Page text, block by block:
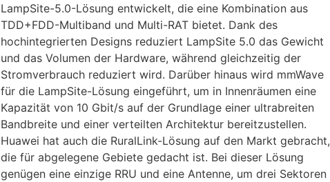
LampSite-5.0-Lösung entwickelt, die eine Kombination aus
TDD+FDD-Multiband und Multi-RAT bietet. Dank des
hochintegrierten Designs reduziert LampSite 5.0 das Gewicht
und das Volumen der Hardware, während gleichzeitig der
Stromverbrauch reduziert wird. Darüber hinaus wird mmWave
für die LampSite-Lösung eingeführt, um in Innenräumen eine
Kapazität von 10 Gbit/s auf der Grundlage einer ultrabreiten
Bandbreite und einer verteilten Architektur bereitzustellen.
Huawei hat auch die RuralLink-Lösung auf den Markt gebracht,
die für abgelegene Gebiete gedacht ist. Bei dieser Lösung
genügen eine einzige RRU und eine Antenne, um drei Sektoren